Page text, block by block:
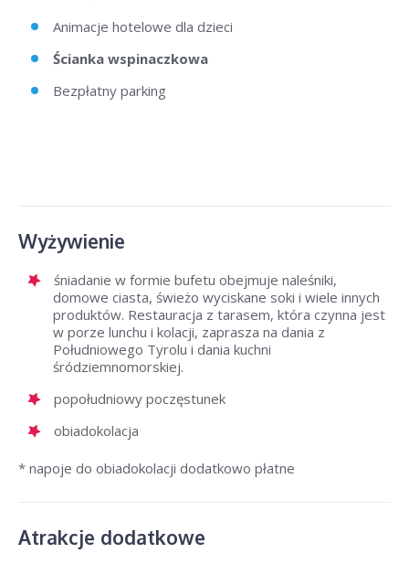
Animacje hotelowe dla dzieci
Ścianka wspinaczkowa
Bezpłatny parking
Wyżywienie
śniadanie w formie bufetu obejmuje naleśniki,
domowe ciasta, świeżo wyciskane soki i wiele innych
produktów. Restauracja z tarasem, która czynna jest
w porze lunchu i kolacji, zaprasza na dania z
Południowego Tyrolu i dania kuchni
śródziemnomorskiej.
popołudniowy poczęstunek
obiadokolacja
* napoje do obiadokolacji dodatkowo płatne
Atrakcje dodatkowe